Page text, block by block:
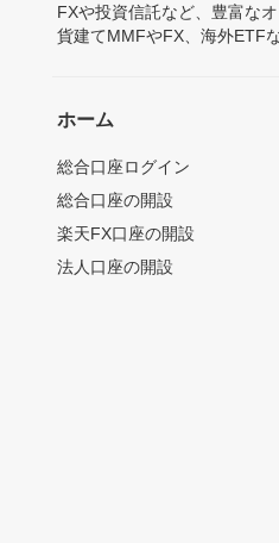
FXや投資信託など、豊富な
貨建てMMFやFX、海外ETF
ホーム
総合口座ログイン
総合口座の開設
楽天FX口座の開設
法人口座の開設